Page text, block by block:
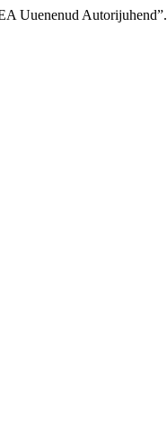
Uuenenud Autorijuhend”.